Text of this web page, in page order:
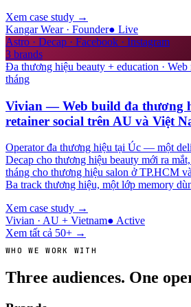
Xem case study →
Kangar Wear · Founder● Live
Astro · Decap · Facebook · Instagram
3 brands
Đa thương hiệu beauty + education ·
tháng
Vivian — Web build đa thương
retainer social trên AU và Việt
Operator đa thương hiệu tại Úc — một
Decap cho thương hiệu beauty mới ra
tháng cho thương hiệu salon ở TP.HCM
Ba track thương hiệu, một lớp memory
Xem case study →
Vivian · AU + Vietnam● Active
Xem tất cả 50+ →
WHO WE WORK WITH
Three audiences. One